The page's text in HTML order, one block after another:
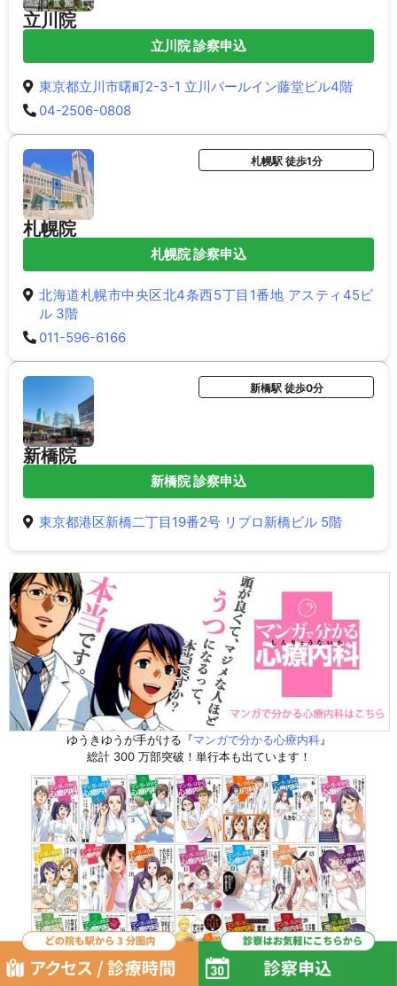
立川院
立川院 診察申込
東京都立川市曙町2-3-1 立川パールイン藤堂ビル4階
04-2506-0808
札幌院
札幌駅 徒歩1分
札幌院 診察申込
北海道札幌市中央区北4条西5丁目1番地 アスティ45ビ
ル 3階
011-596-6166
新橋院
新橋駅 徒歩0分
新橋院 診察申込
東京都港区新橋二丁目19番2号 リプロ新橋ビル 5階
ゆうきゆうが手がける『マンガで分かる心療内科』
総計 300 万部突破！単行本も出ています！